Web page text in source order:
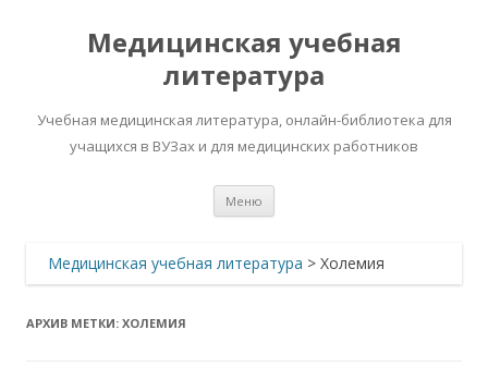
Медицинская учебная
литература
Учебная медицинская литература, онлайн-библиотека для
учащихся в ВУЗах и для медицинских работников
Меню
Медицинская учебная литература > Холемия
АРХИВ МЕТКИ: ХОЛЕМИЯ